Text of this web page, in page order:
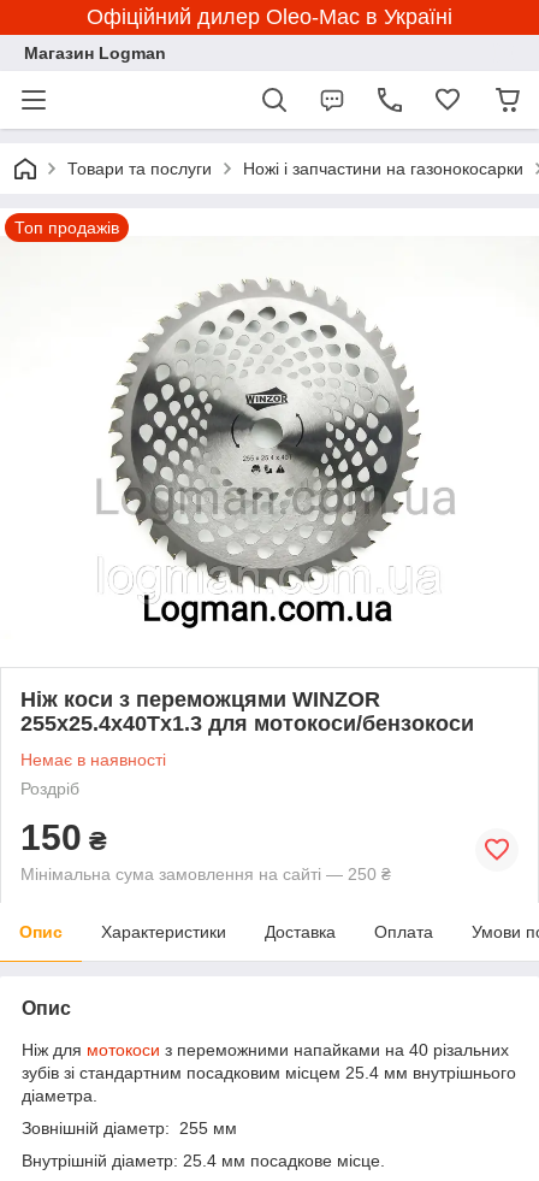
Офіційний дилер Oleo-Mac в Україні
Магазин Logman
Товари та послуги Ножі і запчастини на газонокосарки
Топ продажів
Ніж коси з переможцями WINZOR
255x25.4x40Tx1.3 для мотокоси/бензокоси
Немає в наявності
Роздріб
150 ₴
Мінімальна сума замовлення на сайті — 250 ₴
Опис Характеристики Доставка Оплата Умови
Опис
Ніж для мотокоси з переможними напайками на 40 різальних
зубів зі стандартним посадковим місцем 25.4 мм внутрішнього
діаметра.
Зовнішній діаметр: 255 мм
Внутрішній діаметр: 25.4 мм посадкове місце.